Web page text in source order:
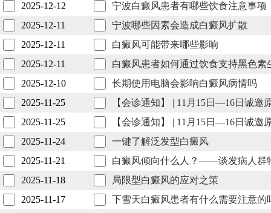
2025-12-12
宁波白癜风患者有哪些饮食注意事项
2025-12-11
宁波哪些因素会造成白癜风扩散
2025-12-11
白癜风可能带来哪些影响
2025-12-11
白癜风患者如何通过饮食支持黑色素
2025-12-10
长期使用电脑会影响白癜风病情吗
2025-11-25
【会诊通知】 | 11月15日—16日诚
2025-11-25
【会诊通知】 | 11月15日—16日诚
2025-11-24
一键了解泛发型白癜风
2025-11-21
白癜风倾向什么人？——谈发病人群
2025-11-18
局限型白癜风的应对之策
2025-11-17
下雪天白癜风患者有什么需要注意的